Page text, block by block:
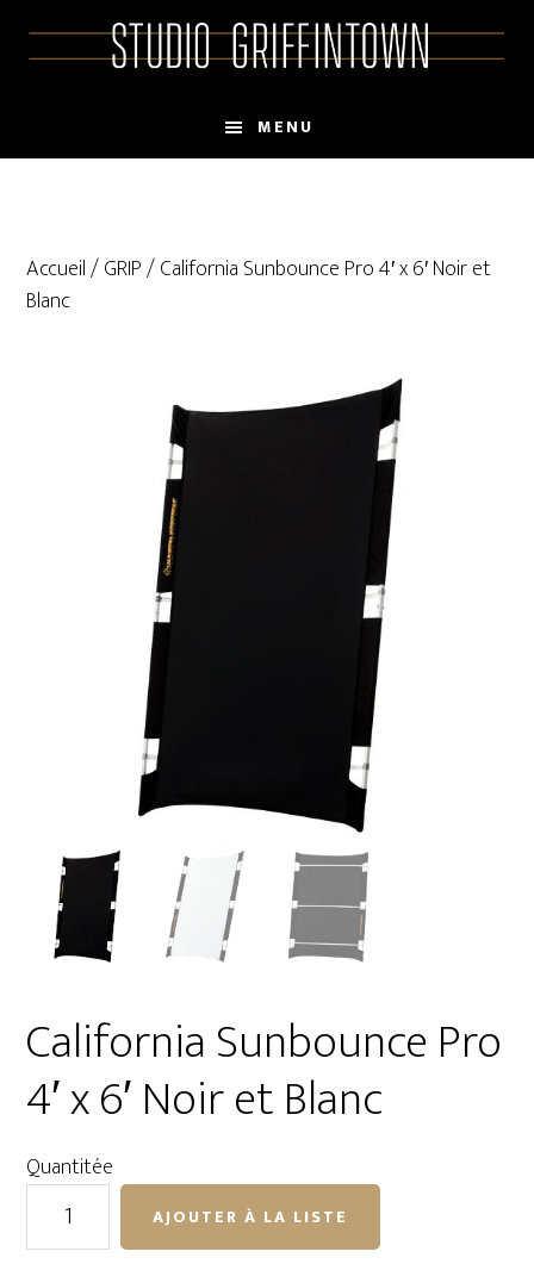
MENU
Accueil/GRIP/ California Sunbounce Pro 4′ x 6′ Noir et
Blanc
California Sunbounce Pro
4′ x 6′ Noir et Blanc
Quantitée
quantité
AJOUTER À LA LISTE